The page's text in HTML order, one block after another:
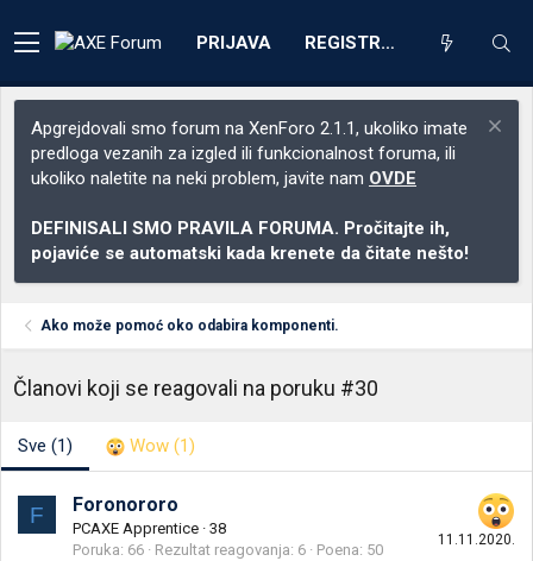
PRIJAVA REGISTRACIJA
Apgrejdovali smo forum na XenForo 2.1.1, ukoliko imate
predloga vezanih za izgled ili funkcionalnost foruma, ili
ukoliko naletite na neki problem, javite nam OVDE
DEFINISALI SMO PRAVILA FORUMA. Pročitajte ih,
pojaviće se automatski kada krenete da čitate nešto!
Ako može pomoć oko odabira komponenti.
Članovi koji se reagovali na poruku #30
Sve (1) Wow (1)
F
11.11.2020.
Foronororo
PCAXE Apprentice · 38
Poruka 66 Rezultat reagovanja 6 Poena 50